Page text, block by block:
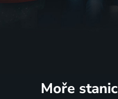
Moře stanic